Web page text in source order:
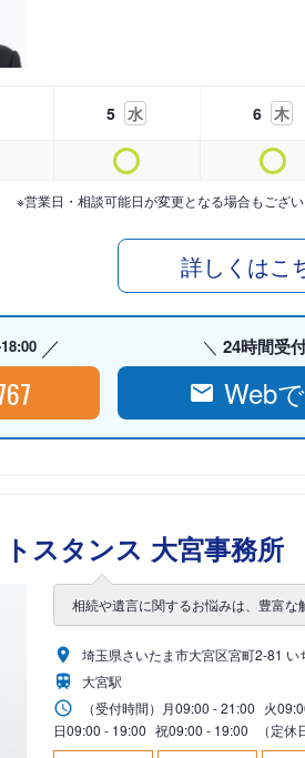
5 水 6 木
※営業日・相談可能日が変更となる場合もござ
詳しくはこ
24時間受
Web
スタンス 大宮事務所
相続や遺言に関するお悩みは、豊富な
埼玉県さいたま市大宮区宮町2-81 い
大宮駅
（受付時間） 月09:00 - 21:00 火
日09:00 - 19:00 祝09:00 - 19:00
（定休